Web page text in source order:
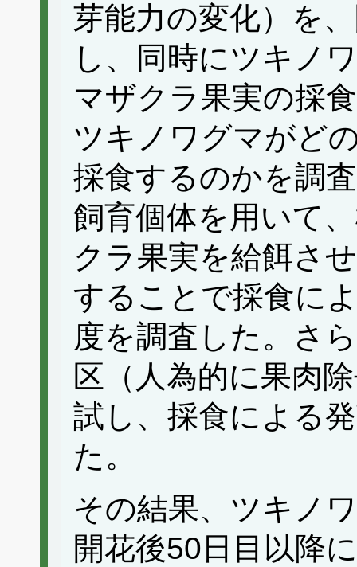
芽能力の変化）を
し、同時にツキノ
マザクラ果実の採
ツキノワグマがど
採食するのかを調
飼育個体を用いて
クラ果実を給餌さ
することで採食に
度を調査した。さ
区（人為的に果肉
試し、採食による
た。
その結果、ツキノ
開花後50日目以降